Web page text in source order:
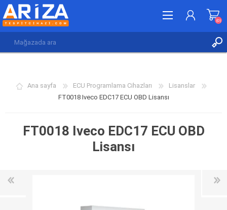
(0)
(0)
Ana sayfa ECU Programlama Cihazları
Lisanslar
FT0018 Iveco EDC17 ECU OBD Lisansı
FT0018 Iveco EDC17 ECU OBD
Lisansı